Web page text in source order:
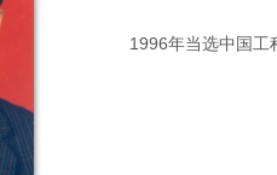
1996年当选中国工